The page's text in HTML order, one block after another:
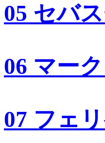
05 セバ
06 マー
07 フェ